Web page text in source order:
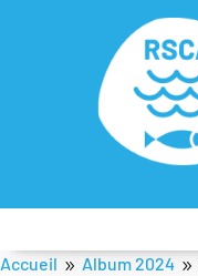
Accueil 9 Album 2024 9